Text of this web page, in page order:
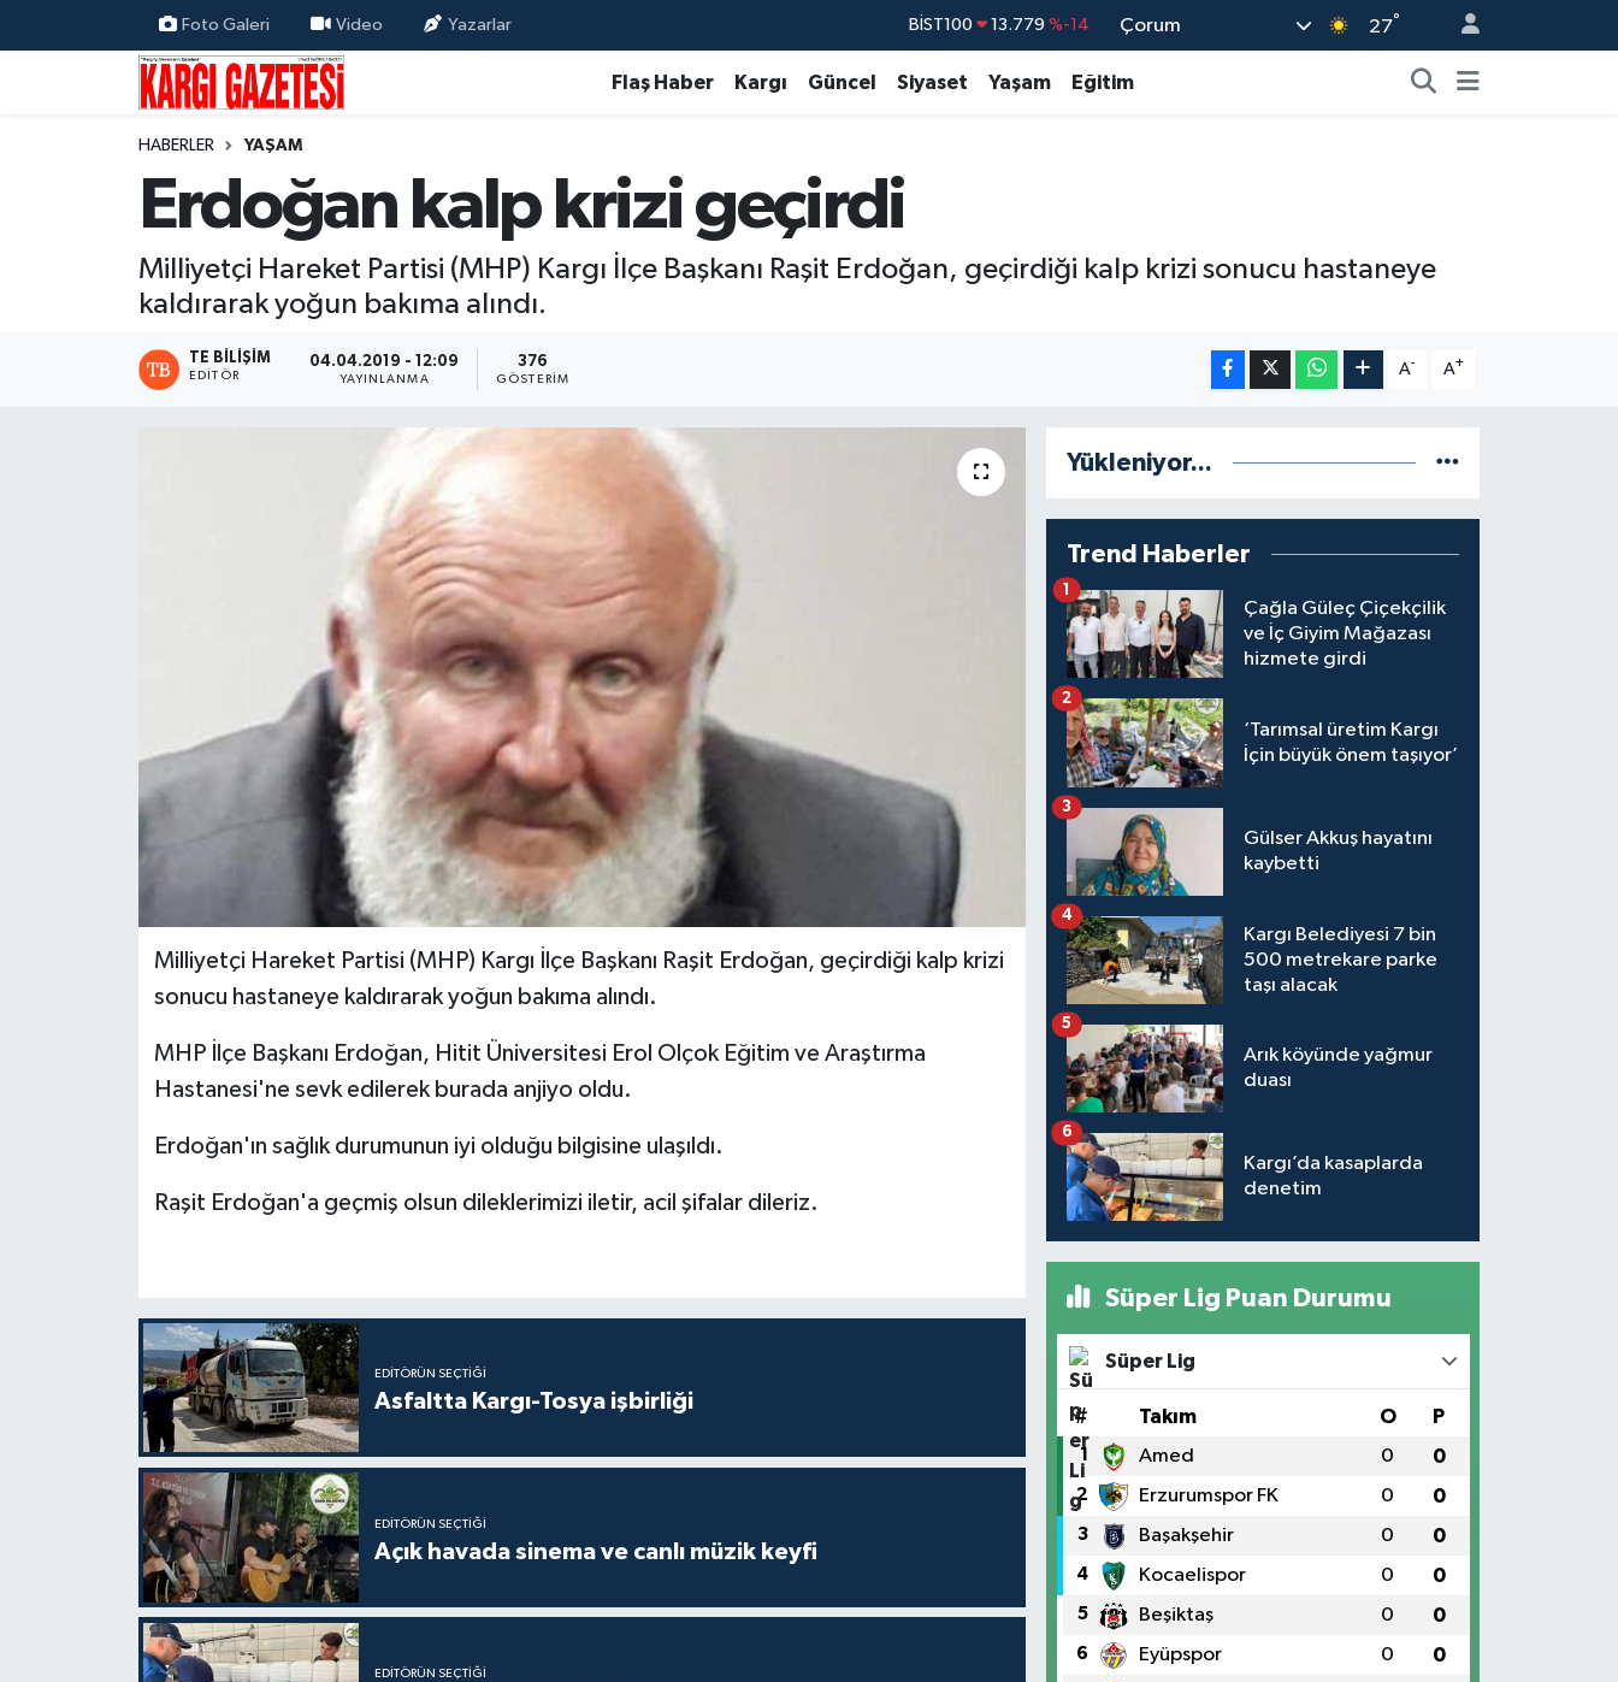
Foto Galeri Video Yazarlar BİST100 13.779 %-14
STERLİN
Çorum 27°
Flaş Haber Kargı Güncel Siyaset Yaşam Eğitim
HABERLER YAŞAM
Erdoğan kalp krizi geçirdi
Milliyetçi Hareket Partisi (MHP) Kargı İlçe Başkanı Raşit Erdoğan, geçirdiği kalp krizi sonucu hastaneye
kaldırarak yoğun bakıma alındı.
TE BILIŞIM
EDITÖR
04.04.2019 - 12:09
YAYINLANMA
376
GÖSTERIM
A- A+
Milliyetçi Hareket Partisi (MHP) Kargı İlçe Başkanı Raşit Erdoğan, geçirdiği kalp krizi
sonucu hastaneye kaldırarak yoğun bakıma alındı.
MHP İlçe Başkanı Erdoğan, Hitit Üniversitesi Erol Olçok Eğitim ve Araştırma
Hastanesi'ne sevk edilerek burada anjiyo oldu.
Erdoğan'ın sağlık durumunun iyi olduğu bilgisine ulaşıldı.
Raşit Erdoğan'a geçmiş olsun dileklerimizi iletir, acil şifalar dileriz.
EDITÖRÜN SEÇTIĞI
Asfaltta Kargı-Tosya işbirliği
EDITÖRÜN SEÇTIĞI
Açık havada sinema ve canlı müzik keyfi
EDITÖRÜN SEÇTIĞI
Yükleniyor...
Trend Haberler
Çağla Güleç Çiçekçilik
ve İç Giyim Mağazası
hizmete girdi
1
‘Tarımsal üretim Kargı
İçin büyük önem taşıyor’
2
Gülser Akkuş hayatını
kaybetti
3
Kargı Belediyesi 7 bin
500 metrekare parke
taşı alacak
4
Arık köyünde yağmur
duası
5
Kargı’da kasaplarda
denetim
6
Süper Lig Puan Durumu
Süper Lig
# Takım O P
1 Amed 0 0
2 Erzurumspor FK 0 0
3 Başakşehir 0 0
4 Kocaelispor 0 0
5 Beşiktaş 0 0
6 Eyüpspor 0 0
Flaş Haber
Nöbetçi Eczaneler
Hava Durumu
Çorum Namaz Vakitleri
Trafik Durumu